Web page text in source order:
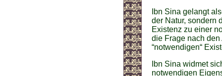
Ibn Sina gelangt
der Natur, sondern
Existenz zu einer
die Frage nach den
“notwendigen“
Ibn Sina widmet
notwendigen